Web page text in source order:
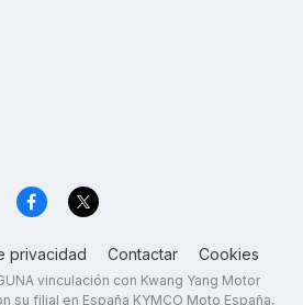
privacidad Contactar Cookies
vinculación con Kwang Yang Motor
su filial en España KYMCO Moto España,